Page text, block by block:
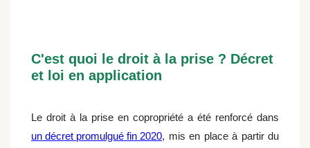
C'est quoi le droit à la prise ? Décret
et loi en application
Le droit à la prise en copropriété a été renforcé dans
un décret promulgué fin 2020, mis en place à partir du